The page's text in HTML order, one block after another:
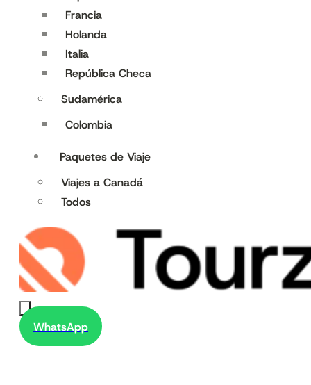
Francia
Holanda
Italia
República Checa
Sudamérica
Colombia
Paquetes de Viaje
Viajes a Canadá
Todos
WhatsApp